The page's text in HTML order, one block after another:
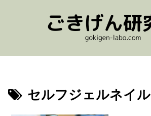
セルフジェルネイル